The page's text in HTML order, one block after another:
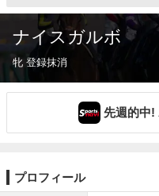
ナイスガルボ
牝 登録抹消
先週的中!
プロフィール